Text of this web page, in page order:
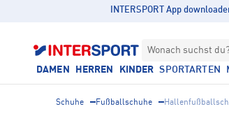
INTERSPORT App
Wonach suchst
DAMEN HERREN KINDER SPORTARTEN
Schuhe Fußballschuhe